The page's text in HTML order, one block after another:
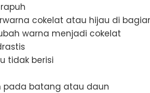
cokelat atau hijau di
warna menjadi cokelat
tidak berisi
pada batang atau daun